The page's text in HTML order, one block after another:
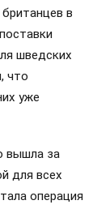
в
шведских
что
уже
вышла за
для всех
операция